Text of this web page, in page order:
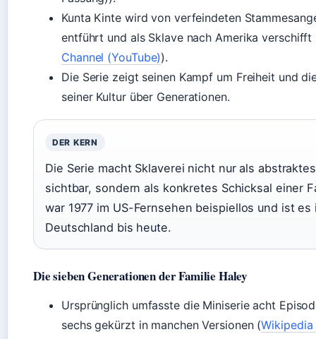
Kunta Kinte wird von verfeindeten
entführt und als Sklave nach Amerika verschifft
Channel (YouTube)).
Die Serie zeigt seinen Kampf um Freiheit und
seiner Kultur über Generationen.
DER KERN
Die Serie macht Sklaverei nicht nur als
sichtbar, sondern als konkretes Schicksal einer
war 1977 im US-Fernsehen beispiellos und ist es
Deutschland bis heute.
Die sieben Generationen der Familie Haley
Ursprünglich umfasste die Miniserie acht
sechs gekürzt in manchen Versionen (Wikipedia